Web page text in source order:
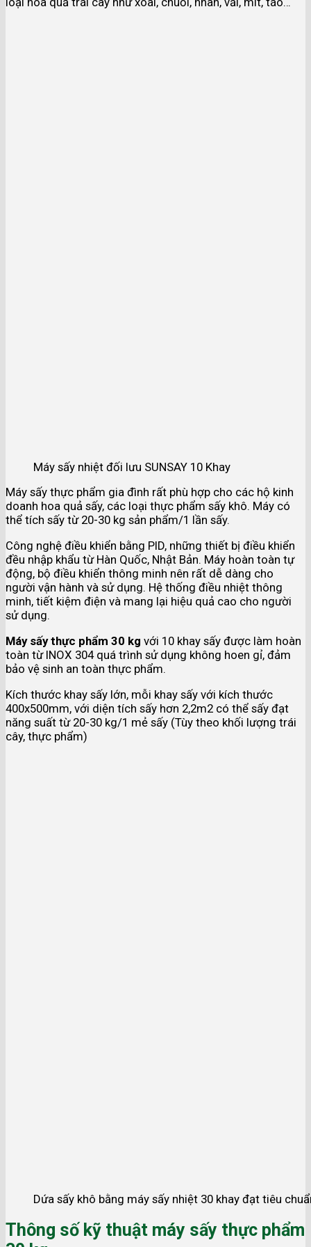
Máy sấy nhiệt đối lưu SUNSAY 10 Khay
Máy sấy thực phẩm gia đình rất phù hợp cho các hộ kinh
doanh hoa quả sấy, các loại thực phẩm sấy khô. Máy có
thể tích sấy từ 20-30 kg sản phẩm/1 lần sấy.
Công nghệ điều khiển bằng PID, những thiết bị điều khiển
đều nhập khẩu từ Hàn Quốc, Nhật Bản. Máy hoàn toàn tự
động, bộ điều khiển thông minh nên rất dễ dàng cho
người vận hành và sử dụng. Hệ thống điều nhiệt thông
minh, tiết kiệm điện và mang lại hiệu quả cao cho người
sử dụng.
Máy sấy thực phẩm 30 kg với 10 khay sấy được làm hoàn
toàn từ INOX 304 quá trình sử dụng không hoen gỉ, đảm
bảo vệ sinh an toàn thực phẩm.
Kích thước khay sấy lớn, mỗi khay sấy với kích thước
400x500mm, với diện tích sấy hơn 2,2m2 có thể sấy đạt
năng suất từ 20-30 kg/1 mẻ sấy (Tùy theo khối lượng trái
cây, thực phẩm)
Dứa sấy khô bằng máy sấy nhiệt 30 khay đạt tiêu
Thông số kỹ thuật máy sấy thực phẩm